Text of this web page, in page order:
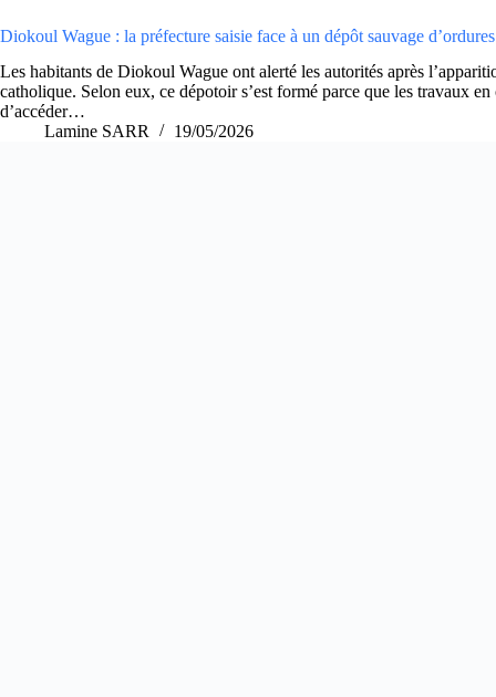
Diokoul Wague : la préfecture saisie face à un dépôt sauvage d’ordures
Les habitants de Diokoul Wague ont alerté les autorités après
catholique. Selon eux, ce dépotoir s’est formé parce que les travaux
d’accéder…
Lamine SARR
19/05/2026